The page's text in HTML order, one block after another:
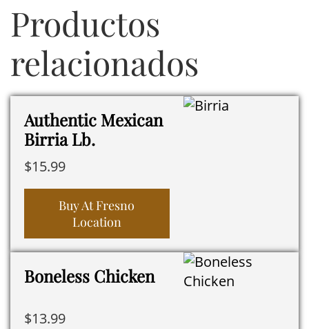
Productos
relacionados
Authentic Mexican
Birria Lb.
$15.99
Buy At Fresno
Location
Boneless Chicken
$13.99